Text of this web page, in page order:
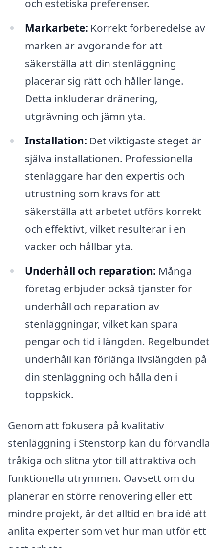
och estetiska preferenser.
Markarbete: Korrekt förberedelse av
marken är avgörande för att
säkerställa att din stenläggning
placerar sig rätt och håller länge.
Detta inkluderar dränering,
utgrävning och jämn yta.
Installation: Det viktigaste steget är
själva installationen. Professionella
stenläggare har den expertis och
utrustning som krävs för att
säkerställa att arbetet utförs korrekt
och effektivt, vilket resulterar i en
vacker och hållbar yta.
Underhåll och reparation: Många
företag erbjuder också tjänster för
underhåll och reparation av
stenläggningar, vilket kan spara
pengar och tid i längden. Regelbundet
underhåll kan förlänga livslängden på
din stenläggning och hålla den i
toppskick.
Genom att fokusera på kvalitativ
stenläggning i Stenstorp kan du förvandla
tråkiga och slitna ytor till attraktiva och
funktionella utrymmen. Oavsett om du
planerar en större renovering eller ett
mindre projekt, är det alltid en bra idé att
anlita experter som vet hur man utför ett